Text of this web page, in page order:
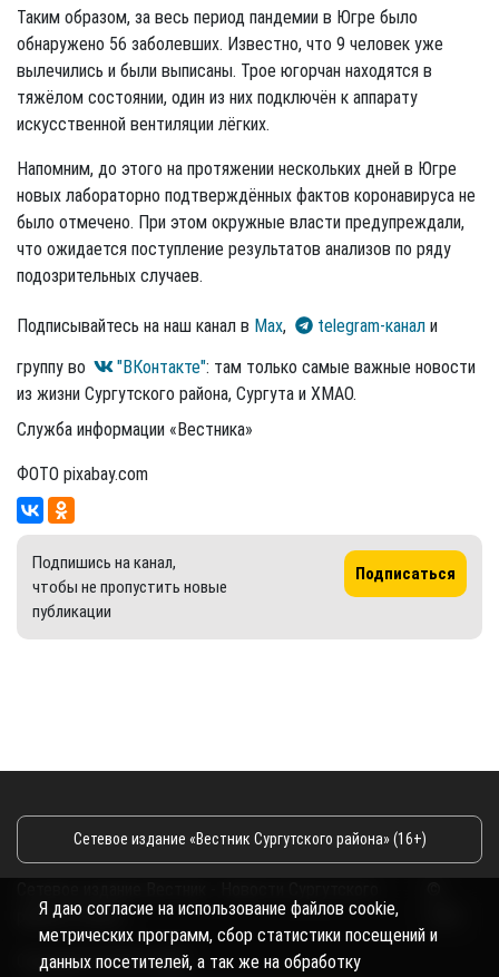
Таким образом, за весь период пандемии в Югре было
обнаружено 56 заболевших. Известно, что 9 человек уже
вылечились и были выписаны. Трое югорчан находятся в
тяжёлом состоянии, один из них подключён к аппарату
искусственной вентиляции лёгких.
Напомним, до этого на протяжении нескольких дней в Югре
новых лабораторно подтверждённых фактов коронавируса не
было отмечено. При этом окружные власти предупреждали,
что ожидается поступление результатов анализов по ряду
подозрительных случаев.
Подписывайтесь на наш канал в Max, telegram-канал и
группу во
"ВКонтакте": там только самые важные новости
из жизни Сургутского района, Сургута и ХМАО.
Служба информации «Вестника»
ФОТО pixabay.com
Подпишись на канал,
чтобы не пропустить новые
публикации
Подписаться
Сетевое издание «Вестник Сургутского района» (16+)
района и Югры
Copyright © 2018- 2026
Я даю согласие на использование файлов cookie,
метрических программ, сбор статистики посещений и
данных посетителей, а так же на обработку